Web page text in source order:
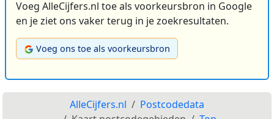
Voeg AlleCijfers.nl toe als voorkeursbron in Google
en je ziet ons vaker terug in je zoekresultaten.
Voeg ons toe als voorkeursbron
AlleCijfers.nl
Postcodedata